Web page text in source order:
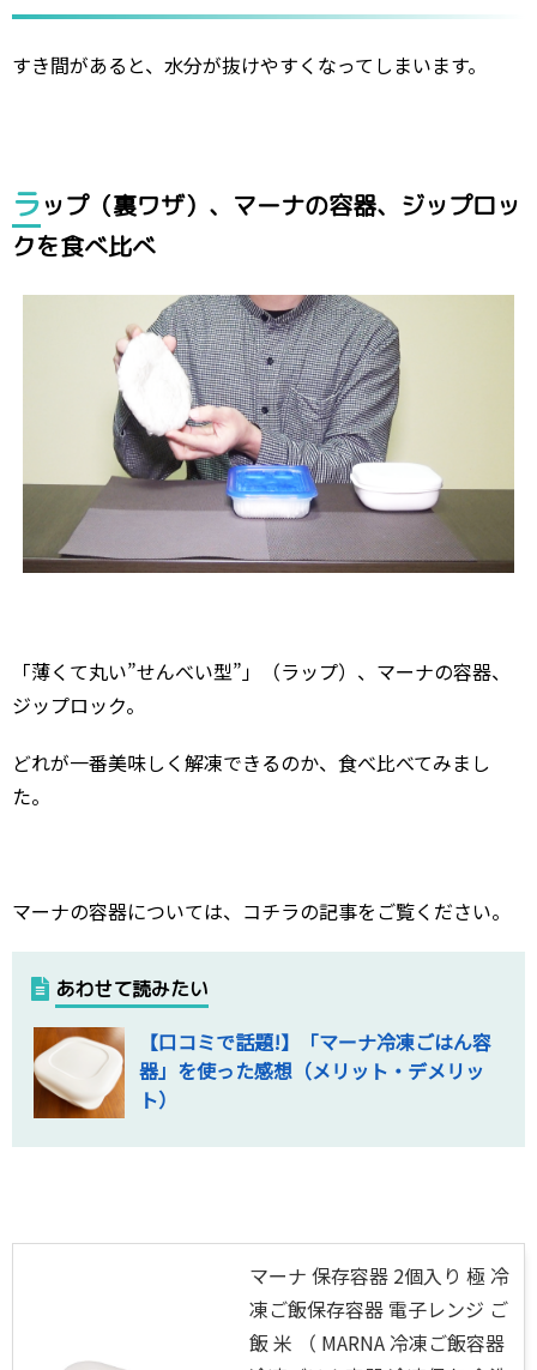
すき間があると、水分が抜けやすくなってしまいます。
ラップ（裏ワザ）、マーナの容器、ジップロッ
クを食べ比べ
「薄くて丸い”せんべい型”」（ラップ）、マーナの容器、
ジップロック。
どれが一番美味しく解凍できるのか、食べ比べてみまし
た。
マーナの容器については、コチラの記事をご覧ください。
あわせて読みたい
【口コミで話題!】「マーナ冷凍ごはん容
器」を使った感想（メリット・デメリッ
ト）
マーナ 保存容器 2個入り 極 冷
凍ご飯保存容器 電子レンジ ご
飯 米 （ MARNA 冷凍ご飯容器